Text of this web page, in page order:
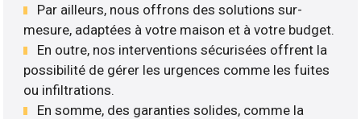
Par ailleurs, nous offrons des solutions sur-
mesure, adaptées à votre maison et à votre budget.
En outre, nos interventions sécurisées offrent la
possibilité de gérer les urgences comme les fuites
ou infiltrations.
En somme, des garanties solides, comme la